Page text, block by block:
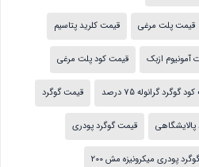
قیمت پلت مرغی قیمت کلرید پتاسیم
آمونیوم ازبک قیمت کود پلت مرغی
گوگرد گرانوله 75 درصد قیمت گوگرد
قیمت گوگرد پودری
پودری میکرونیزه مش 200